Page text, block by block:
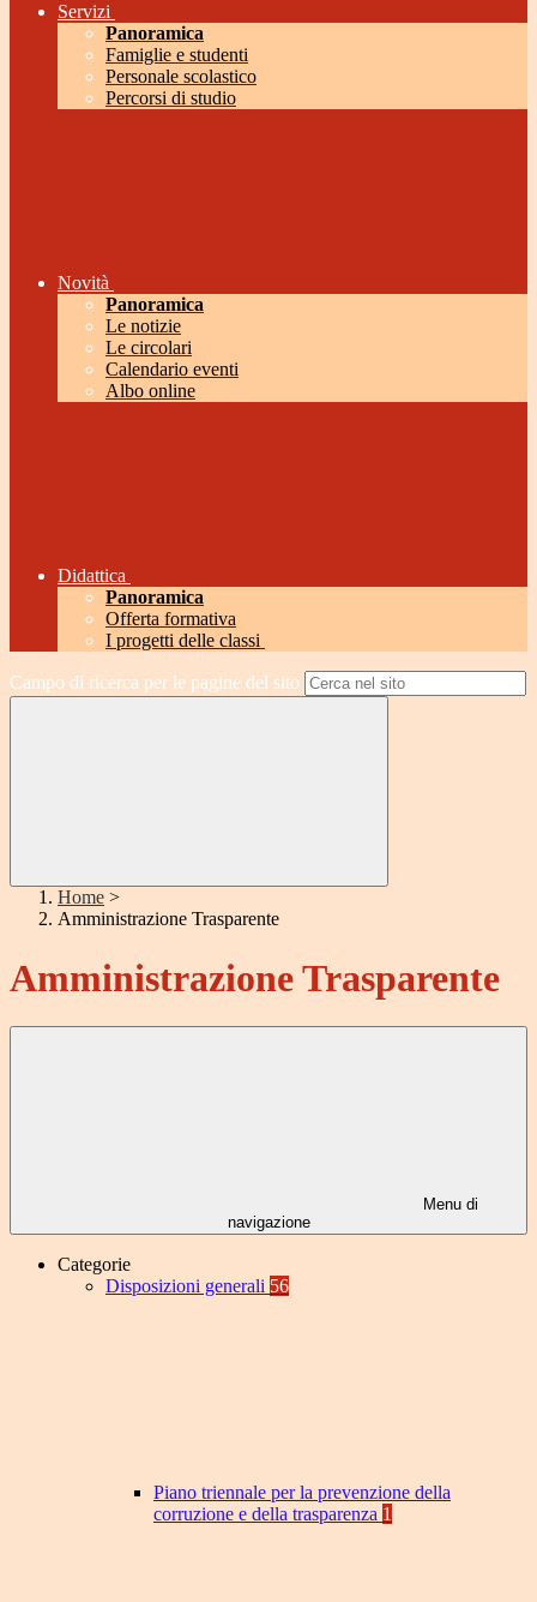
Servizi
Panoramica
Famiglie e studenti
Personale scolastico
Percorsi di studio
Novità
Panoramica
Le notizie
Le circolari
Calendario eventi
Albo online
Didattica
Panoramica
Offerta formativa
I progetti delle classi
Campo di ricerca per le pagine del sito
Home >
Amministrazione Trasparente
Amministrazione Trasparente
Menu di
navigazione
Categorie
Disposizioni generali 56
Piano triennale per la prevenzione della
corruzione e della trasparenza 1